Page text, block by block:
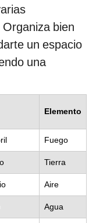
bien
un espacio
una
Elemento
Fuego
Tierra
Aire
Agua